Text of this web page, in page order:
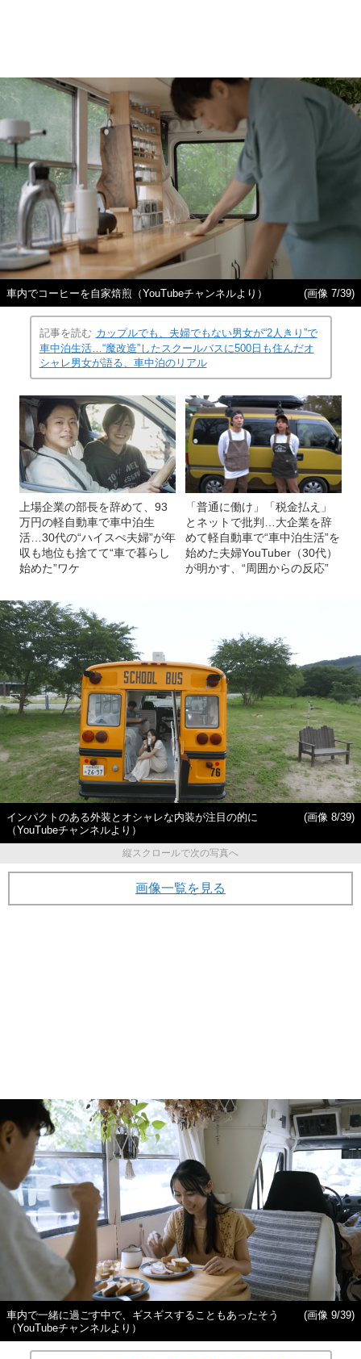
車内でコーヒーを自家焙煎（YouTubeチャンネルより） (画像 7/39)
記事を読む カップルでも、夫婦でもない男女が“2人きり”で
車中泊生活…“魔改造”したスクールバスに500日も住んだオ
シャレ男女が語る、車中泊のリアル
上場企業の部長を辞めて、93
万円の軽自動車で車中泊生
活…30代の“ハイスぺ夫婦”が年
収も地位も捨てて“車で暮らし
始めた”ワケ
「普通に働け」「税金払え」
とネットで批判…大企業を辞
めて軽自動車で“車中泊生活”を
始めた夫婦YouTuber（30代）
が明かす、“周囲からの反応”
インパクトのある外装とオシャレな内装が注目の的に
（YouTubeチャンネルより）
(画像 8/39)
縦スクロールで次の写真へ
画像一覧を見る
車内で一緒に過ごす中で、ギスギスすることもあったそう
（YouTubeチャンネルより）
(画像 9/39)